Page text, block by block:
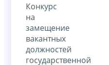
Конкурс
на
замещение
вакантных
должностей
государственной